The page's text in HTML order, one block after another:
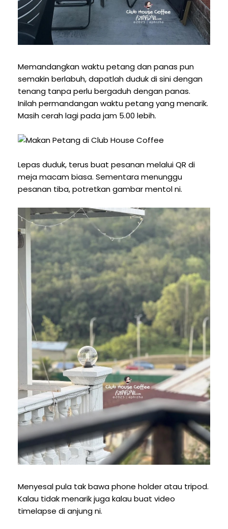
Memandangkan waktu petang dan panas pun
semakin berlabuh, dapatlah duduk di sini dengan
tenang tanpa perlu bergaduh dengan panas.
Inilah permandangan waktu petang yang menarik.
Masih cerah lagi pada jam 5.00 lebih.
Lepas duduk, terus buat pesanan melalui QR di
meja macam biasa. Sementara menunggu
pesanan tiba, potretkan gambar mentol ni.
Menyesal pula tak bawa phone holder atau tripod.
Kalau tidak menarik juga kalau buat video
timelapse di anjung ni.